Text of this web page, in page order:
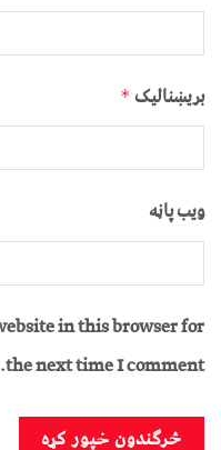
بریښنالیک *
ویب پاڼه
in this browser for
the next time I comment.